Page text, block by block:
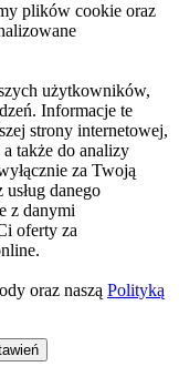
plików cookie oraz
użytkowników,
Informacje te
strony internetowej,
także do analizy
za Twoją
danego
z danymi
oferty za
oraz naszą Polityką